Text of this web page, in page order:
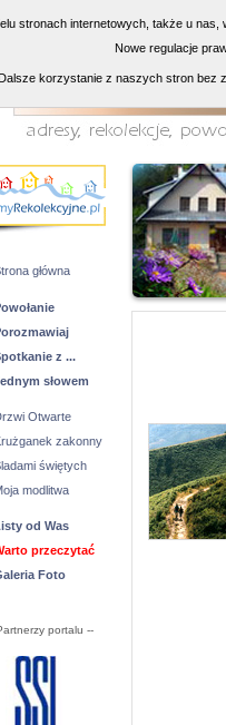
główna
z ...
słowem
Otwarte
zakonny
świętych
modlitwa
od Was
przeczytać
Foto
portalu --
stronach internetowych, także u
Nowe regulacje
Dalsze korzystanie z naszych stron bez